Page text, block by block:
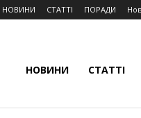
НОВИНИ СТАТТІ ПОРАДИ
НОВИНИ СТАТТІ